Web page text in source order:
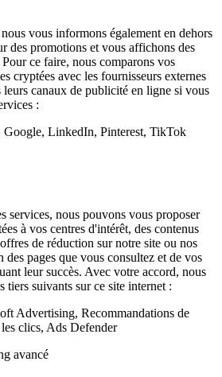
vous informons également en dehors
des promotions et vous affichons des
ce faire, nous comparons vos
cryptées avec les fournisseurs externes
leurs canaux de publicité en ligne si vous
:
LinkedIn, Pinterest, TikTok
services, nous pouvons vous proposer
à vos centres d'intérêt, des contenus
de réduction sur notre site ou nos
pages que vous consultez et de vos
leur succès. Avec votre accord, nous
tiers suivants sur ce site internet :
Advertising, Recommandations de
clics, Ads Defender
avancé